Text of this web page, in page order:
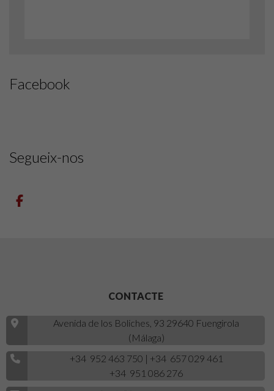
Facebook
Segueix-nos
CONTACTE
Avenida de los Boliches, 93 29640 Fuengirola
(Málaga)
+34 952 463 750 | +34 657 029 461
+34 951 086 276